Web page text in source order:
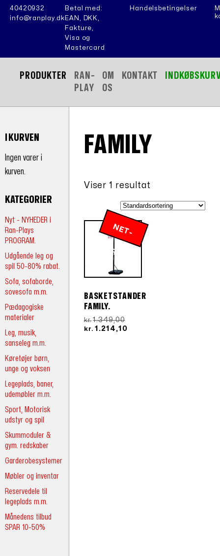
40420932
info@ranplay.dk
Betal med:
EAN, DKK,
Fakture,
Visa og
Mastercard
Handelsbetingelser
PRODUKTER
RAN-
PLAY
OM
OS
KONTAKT
I KURVEN
Ingen varer i
kurven.
KATEGORIER
Nyt - NYHEDER i
Ran-Plays
PROGRAM.
Udgående leg og
spil 50-80% rabat.
Sofa, sofaborde,
sovesofa m.m.
Pædagogiske
materialer
Leg, musik,
sanseleg m.m.
Køretøjer børn,
unge og voksen
Legeplads, baner,
udemøbler m.m.
Sport, Motorisk
udstyr og spil
Skummoduler &
gym. redskaber
Garderobesystemer
Møbler og inventar
Reservedele til
legeplads m.m.
Månedens tilbud
SPAR 10-50%
FAMILY
Viser 1 resultat
N
E
T
-
P
R
IS
BASKETSTANDER
FAMILY.
kr. 1.349,00Den
oprindelige
kr. 1.214,10Den